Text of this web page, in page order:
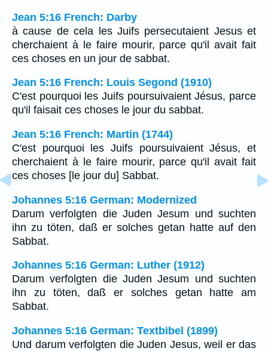
Jean 5:16 French: Darby
à cause de cela les Juifs persecutaient Jesus et
cherchaient à le faire mourir, parce qu'il avait fait
ces choses en un jour de sabbat.
Jean 5:16 French: Louis Segond (1910)
C'est pourquoi les Juifs poursuivaient Jésus, parce
qu'il faisait ces choses le jour du sabbat.
Jean 5:16 French: Martin (1744)
C'est pourquoi les Juifs poursuivaient Jésus, et
cherchaient à le faire mourir, parce qu'il avait fait
ces choses [le jour du] Sabbat.
Johannes 5:16 German: Modernized
Darum verfolgten die Juden Jesum und suchten
ihn zu töten, daß er solches getan hatte auf den
Sabbat.
Johannes 5:16 German: Luther (1912)
Darum verfolgten die Juden Jesum und suchten
ihn zu töten, daß er solches getan hatte am
Sabbat.
Johannes 5:16 German: Textbibel (1899)
Und darum verfolgten die Juden Jesus, weil er das